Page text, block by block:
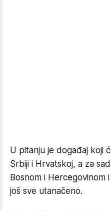
U pitanju je događaj koji
Srbiji i Hrvatskoj, a za
Bosnom i Hercegovinom
još sve utanačeno.